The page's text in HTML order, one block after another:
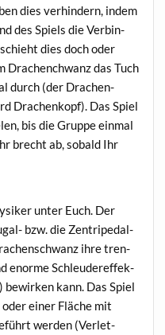
dies ver­hin­dern, indem
des Spiels die Ver­bin­
dies doch oder
Dra­chenchwanz das Tuch
durch (der Dra­chen­
Dra­chen­kopf). Das Spiel
bis die Grup­pe ein­mal
brecht ab, sobald Ihr
unter Euch. Der
bzw. die Zen­tri­pe­dal­
ihre tren­
enor­me Schleu­deref­fek­
kann. Das Spiel
einer Flä­che mit
wer­den (Ver­let­